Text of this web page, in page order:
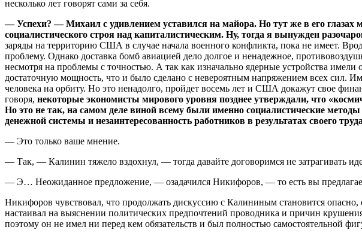
несколько лет говорят сами за себя.
— Успехи? — Михаил с удивлением уставился на майора. Но тут же в его
социалистического строя над капиталистическим. Ну, тогда я вынужден
заряды на территорию США в случае начала военного конфликта, пока не имеет.
проблему. Однако доставка бомб авиацией дело долгое и ненадежное,
несмотря на проблемы с точностью. А так как изначально ядерные устройства
достаточную мощность, что и было сделано с невероятным напряжением всех сил.
человека на орбиту. Но это ненадолго, пройдет восемь лет и США докажут свое
говоря, некоторые экономисты мирового уровня позднее утверждали, что
Но это не так, на самом деле виной всему были именно социалистические
денежной системы и незаинтересованность работников в результатах своего
— Это только ваше мнение.
— Так, — Калинин тяжело вздохнул, — тогда давайте договоримся не затрагивать
— Э… Неожиданное предложение, — озадачился Никифоров, — то есть вы
Никифоров чувствовал, что продолжать дискуссию с Калининым становится
настаивал на выяснении политических предпочтений проводника и причин
поэтому он не имел ни перед кем обязательств и был полностью самостоятельной